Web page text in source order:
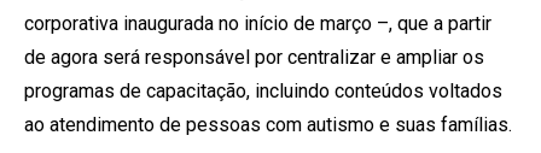
corporativa inaugurada no início de março –, que a partir
de agora será responsável por centralizar e ampliar os
programas de capacitação, incluindo conteúdos voltados
ao atendimento de pessoas com autismo e suas famílias.